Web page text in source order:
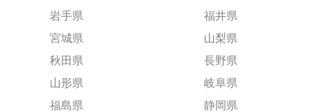
岩手県
宮城県
秋田県
山形県
福島県
福井県
山梨県
長野県
岐阜県
静岡県